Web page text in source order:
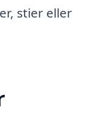
stier eller